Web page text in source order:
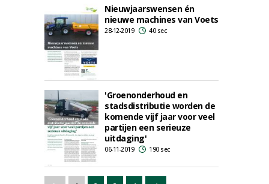
Nieuwjaarswensen én
nieuwe machines van Voets
28-12-2019 40 sec
'Groenonderhoud en
stadsdistributie worden de
komende vijf jaar voor veel
partijen een serieuze
uitdaging'
06-11-2019 190 sec